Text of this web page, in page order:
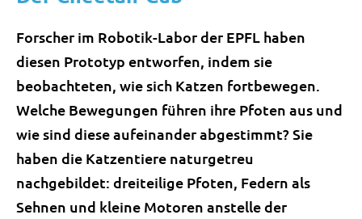
Forscher im Robotik-Labor der EPFL haben
diesen Prototyp entworfen, indem sie
beobachteten, wie sich Katzen fortbewegen.
Welche Bewegungen führen ihre Pfoten aus und
wie sind diese aufeinander abgestimmt? Sie
haben die Katzentiere naturgetreu
nachgebildet: dreiteilige Pfoten, Federn als
Sehnen und kleine Motoren anstelle der